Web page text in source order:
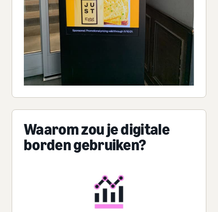
Waarom zou je digitale
borden gebruiken?